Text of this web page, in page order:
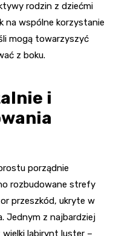
rodzin z dziećmi
na wspólne korzystanie
mogą towarzyszyć
z boku.
i
porządnie
rozbudowane strefy
przeszkód, ukryte w
Jednym z najbardziej